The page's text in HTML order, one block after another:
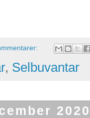
, Selbuvantar
2020